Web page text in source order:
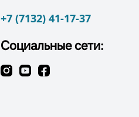
+7 (7132) 41-17-37
Социальные сети: